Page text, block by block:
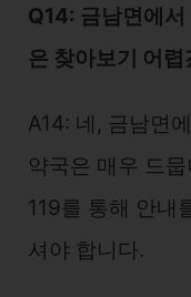
Q14: 금남면에
은 찾아보기 어렵
A14: 네, 금남면
약국은 매우 드
119를 통해 안내
셔야 합니다.